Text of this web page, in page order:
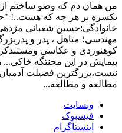
من همان دم که وضو ساختم
یکسره بر هر چه که هست..!
خانوادگی:حسین شعبانی
مهندسی؛ متاهل ، پدر و
کوهنوردی و عکاسی
پیمایش در این محنتگه
نیست،بزرگترین فضیلت
مطالعه و مطالعه...
وبسایت
فیسبوک
اینستاگرام